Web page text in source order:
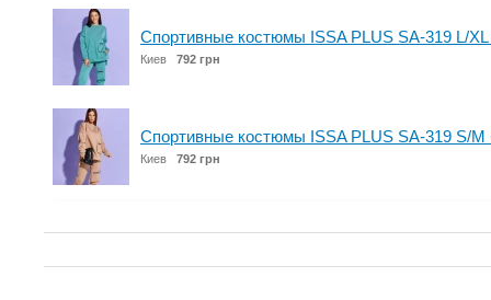
Спортивные костюмы ISSA PLUS SA-319 L/
Киев 792 грн
Спортивные костюмы ISSA PLUS SA-319 S/
Киев 792 грн